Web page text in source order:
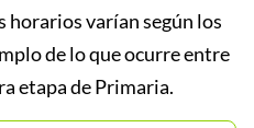
horarios varían según los
de lo que ocurre entre
etapa de Primaria.